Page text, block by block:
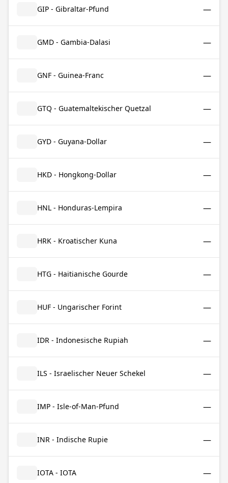
GIP - Gibraltar-Pfund —
GMD - Gambia-Dalasi —
GNF - Guinea-Franc —
GTQ - Guatemaltekischer Quetzal —
GYD - Guyana-Dollar —
HKD - Hongkong-Dollar —
HNL - Honduras-Lempira —
HRK - Kroatischer Kuna —
HTG - Haitianische Gourde —
HUF - Ungarischer Forint —
IDR - Indonesische Rupiah —
ILS - Israelischer Neuer Schekel —
IMP - Isle-of-Man-Pfund —
INR - Indische Rupie —
IOTA - IOTA —